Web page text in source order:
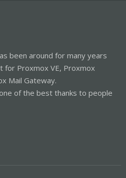
been around for many years
for Proxmox VE, Proxmox
Mail Gateway.
of the best thanks to people